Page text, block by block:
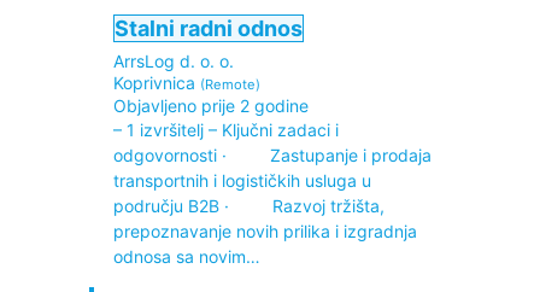
Stalni radni odnos
ArrsLog d. o. o.
Koprivnica (Remote)
Objavljeno prije 2 godine
– 1 izvršitelj – Ključni zadaci i
odgovornosti · Zastupanje i prodaja
transportnih i logističkih usluga u
području B2B · Razvoj tržišta,
prepoznavanje novih prilika i izgradnja
odnosa sa novim…